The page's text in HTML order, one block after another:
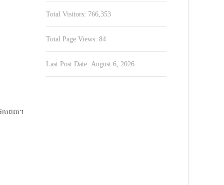
ាមពល។
Total Visitors: 766,353
Total Page Views: 84
Last Post Date: August 6, 2026